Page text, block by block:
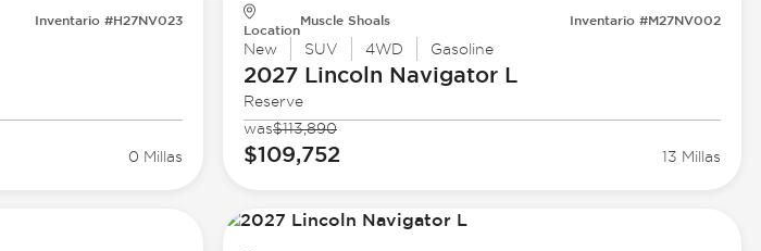
Inventario #H27NV023
0 Millas
Location
Muscle Shoals Inventario #M27NV002
New SUV 4WD Gasoline
2027 Lincoln Navigator L
Reserve
was$113,890
$109,752 13 Millas